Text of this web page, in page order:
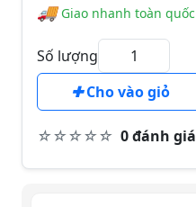
🚚Giao nhanh toàn quốc
Số lượng
Cho vào giỏ
0 đánh giá